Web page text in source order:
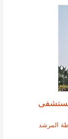
المرشد